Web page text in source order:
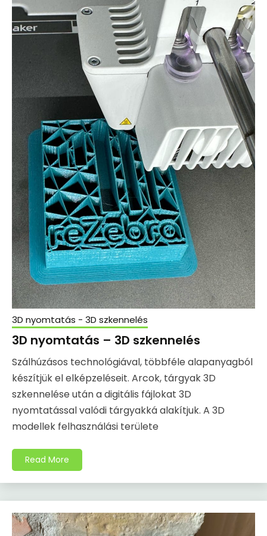
3D nyomtatás - 3D szkennelés
3D nyomtatás – 3D szkennelés
Szálhúzásos technológiával, többféle alapanyagból
készítjük el elképzeléseit. Arcok, tárgyak 3D
szkennelése után a digitális fájlokat 3D
nyomtatással valódi tárgyakká alakítjuk. A 3D
modellek felhasználási területe
Read More